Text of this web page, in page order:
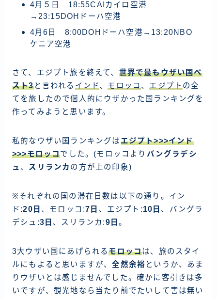
ネパール
世界一周旅行前～準備～
FIRE後の日常
アニメ
映画
資産運用
お問い合わせ
4月５日 18:55CAIカイロ空港
→23:15DOHドーハ空港
4月6日 8:00DOHドーハ空港→13:20NBO
ケニア空港
さて、エジプト旅を終えて、 世界で最もウザい国ベ
スト3と言われる インド、 モロッコ 、 エジプト の全
てを旅したので個人的にウザかった国ランキングを
作ってみようと思います。
私的なウザい国ランキングはエジプト>>>インド
>>>モロッコでした。(モロッコより バングラデシ
ュ 、 スリランカ の方が上の印象)
※それぞれの国の滞在日数は以下の通り。イン
ド:20日 、モロッコ:7日 、エジプト:10日 、バングラ
デシュ:3日 、スリランカ:9日。
3大ウザい国にあげられるモロッコは、旅のスタイ
ルにもよると思いますが、全然余裕 というか、あま
りウザいとは感じませんでした。確かに客引きは多
いですが、観光地なら当たり前でたいして害は無い